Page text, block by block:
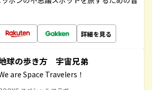
詳細を見る
球の歩き方 宇宙兄弟
are Space Travelers！